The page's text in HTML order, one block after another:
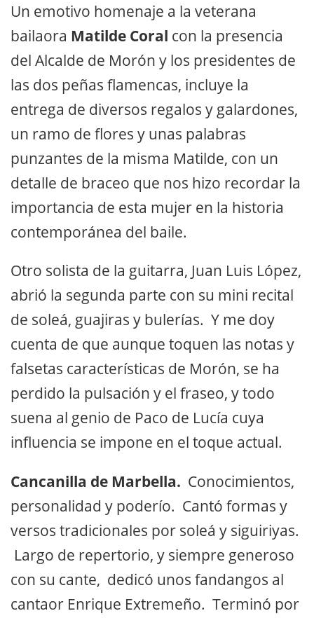
Un emotivo homenaje a la veterana
bailaora Matilde Coral con la presencia
del Alcalde de Morón y los presidentes de
las dos peñas flamencas, incluye la
entrega de diversos regalos y galardones,
un ramo de flores y unas palabras
punzantes de la misma Matilde, con un
detalle de braceo que nos hizo recordar la
importancia de esta mujer en la historia
contemporánea del baile.
Otro solista de la guitarra, Juan Luis López,
abrió la segunda parte con su mini recital
de soleá, guajiras y bulerías. Y me doy
cuenta de que aunque toquen las notas y
falsetas características de Morón, se ha
perdido la pulsación y el fraseo, y todo
suena al genio de Paco de Lucía cuya
influencia se impone en el toque actual.
Cancanilla de Marbella. Conocimientos,
personalidad y poderío. Cantó formas y
versos tradicionales por soleá y siguiriyas.
Largo de repertorio, y siempre generoso
con su cante, dedicó unos fandangos al
cantaor Enrique Extremeño. Terminó por